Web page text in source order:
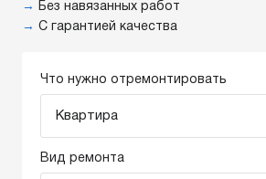
Что нужно отремонтировать
Вид ремонта
→
Без навязанных работ
→ С гарантией качества